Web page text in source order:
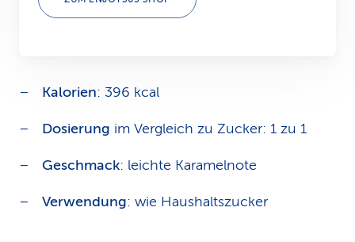
Kalorien: 396 kcal
Dosierung im Vergleich zu Zucker: 1 zu 1
Geschmack: leichte Karamelnote
Verwendung: wie Haushaltszucker